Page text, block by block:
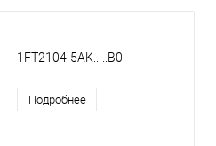
1FT2104-5AK..-..B0
Подробнее